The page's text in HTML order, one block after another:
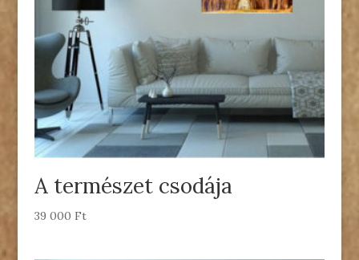
A természet csodája
39 000 Ft